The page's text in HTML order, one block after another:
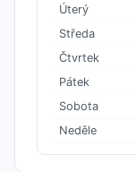
Úterý
Středa
Čtvrtek
Pátek
Sobota
Neděle